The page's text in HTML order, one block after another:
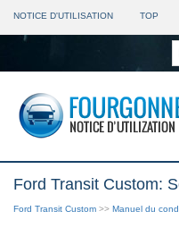
NOTICE D'UTILISATION TOP
Ford Transit Custom:
Ford Transit Custom >> Manuel du